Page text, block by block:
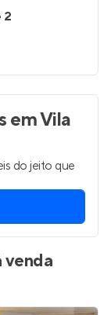
2
em Vila
do jeito que
venda